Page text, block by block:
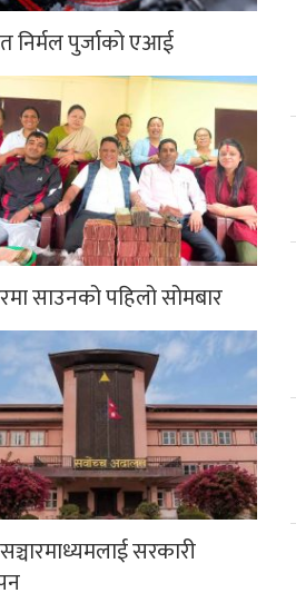
निर्मल पुर्जाको एआई
साउनको पहिलो सोमबार
सरकारी